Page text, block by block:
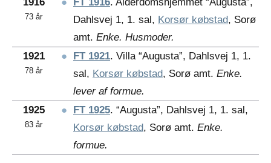
73 år
Dahlsvej 1, 1. sal, Korsør købstad, Sorø
amt. Enke. Husmoder.
1921
78 år
● FT 1921. Villa “Augusta”, Dahlsvej 1, 1.
sal, Korsør købstad, Sorø amt. Enke.
lever af formue.
1925
83 år
● FT 1925. “Augusta”, Dahlsvej 1, 1. sal,
Korsør købstad, Sorø amt. Enke.
formue.